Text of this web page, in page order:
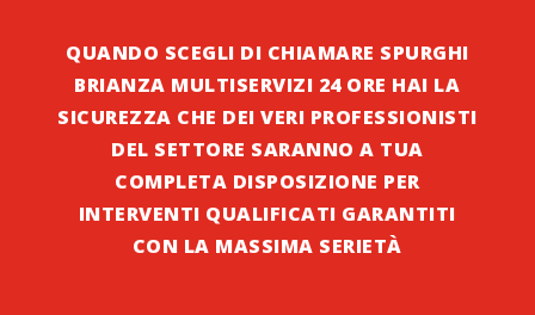
QUANDO SCEGLI DI CHIAMARE SPURGHI
BRIANZA MULTISERVIZI 24 ORE HAI LA
SICUREZZA CHE DEI VERI PROFESSIONISTI
DEL SETTORE SARANNO A TUA
COMPLETA DISPOSIZIONE PER
INTERVENTI QUALIFICATI GARANTITI
CON LA MASSIMA SERIETÀ